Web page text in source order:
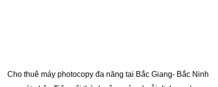
Cho thuê máy photocopy đa năng tại Bắc Giang- Bắc Ninh